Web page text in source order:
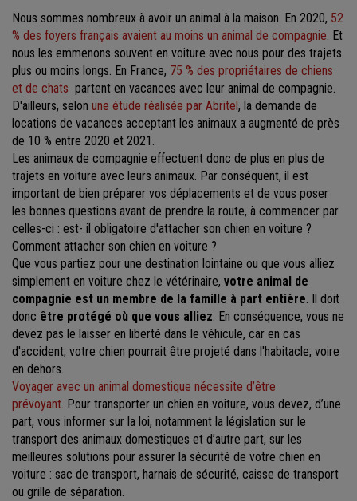
Nous sommes nombreux à avoir un animal à la maison. En 2020, 52
% des foyers français avaient au moins un animal de compagnie. Et
nous les emmenons souvent en voiture avec nous pour des trajets
plus ou moins longs. En France, 75 % des propriétaires de chiens
et de chats partent en vacances avec leur animal de compagnie.
D'ailleurs, selon une étude réalisée par Abritel, la demande de
locations de vacances acceptant les animaux a augmenté de près
de 10 % entre 2020 et 2021.
Les animaux de compagnie effectuent donc de plus en plus de
trajets en voiture avec leurs animaux. Par conséquent, il est
important de bien préparer vos déplacements et de vous poser
les bonnes questions avant de prendre la route, à commencer par
celles-ci : est- il obligatoire d'attacher son chien en voiture ?
Comment attacher son chien en voiture ?
Que vous partiez pour une destination lointaine ou que vous alliez
simplement en voiture chez le vétérinaire, votre animal de
compagnie est un membre de la famille à part entière. Il doit
donc être protégé où que vous alliez. En conséquence, vous ne
devez pas le laisser en liberté dans le véhicule, car en cas
d'accident, votre chien pourrait être projeté dans l'habitacle, voire
en dehors.
Voyager avec un animal domestique nécessite d’être
prévoyant. Pour transporter un chien en voiture, vous devez, d’une
part, vous informer sur la loi, notamment la législation sur le
transport des animaux domestiques et d’autre part, sur les
meilleures solutions pour assurer la sécurité de votre chien en
voiture : sac de transport, harnais de sécurité, caisse de transport
ou grille de séparation.